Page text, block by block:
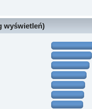
wyświetleń)